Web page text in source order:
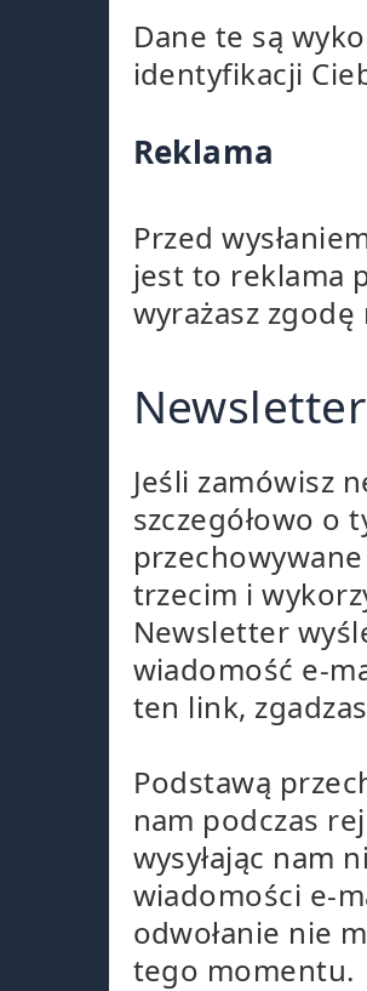
Dane te są
identyfikacji
Reklama
Przed
jest to reklama
wyrażasz
Newsletter
Jeśli zamówisz
szczegółowo o
trzecim i
Newsletter
wiadomość e-
ten link,
Podstawą
nam podczas
wysyłając nam
wiadomości e-
odwołanie nie
tego momentu.